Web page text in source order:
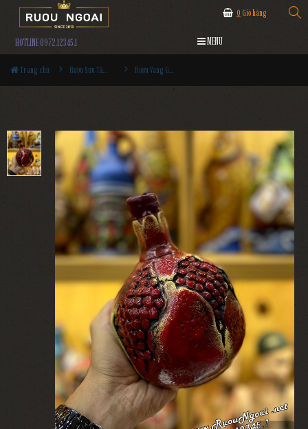
0 Giỏ hàng
HOTLINE 0972.12345.1 MENU
Trang chủ Rượu Sưu Tầm - Nga Rượu Vang Gốm Georgia MS76